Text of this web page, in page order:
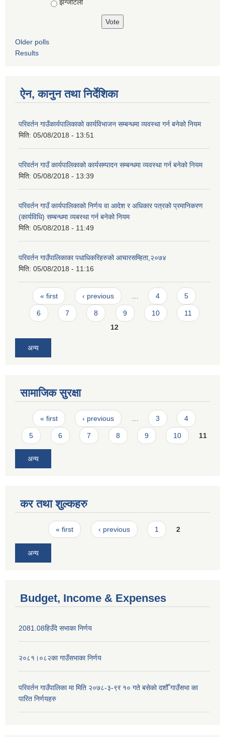
झन्जटिलो
Older polls
Results
ऐन, कानुन तथा निर्देशिका
परिवर्तन गाउँकार्यपालिकाको कार्यविभाजन सम्बन्धमा व्यवस्था गर्न बनेको नियम
मिति: 05/08/2018 - 13:51
परिवर्तन गाउँ कार्यपालिकाको कार्यसम्पादन सम्बन्धमा व्यवस्था गर्न बनेको नियम
मिति: 05/08/2018 - 13:39
परिवर्तन गाउँ कार्यपालिकाको निर्णय वा आदेश र अधिकार पत्रको प्रमानिकरण
(कार्यविधि) सम्बन्धमा व्यबस्था गर्न बनेको नियम
मिति: 05/08/2018 - 11:49
परिवर्तन गाउँपालिकाका पधाधिकरिहरुको आचारसम्हिता,२०७४
मिति: 05/08/2018 - 11:16
Pages
« first ‹ previous … 4 5
6 7 8 9 10
11
12
अन्य
सामाजिक सुरक्षा
Pages
« first ‹ previous 3 4
5 6 7 8 9 10 11
अन्य
कर तथा शुल्कहरु
Pages« first ‹ previous 1 2
अन्य
Budget, Income & Expenses
2081.08हिउँदे सभाका निर्णय
२०८१।०८२का गाउँसभाका निर्णय
परिवर्तन गाउँपालिका मा मिति २०७८-३-९र १० गते बसेकाे दशौँ गाउँसभा का
पारित निर्णयहरु